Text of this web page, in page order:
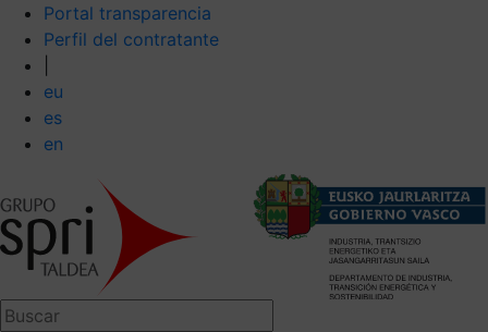
Portal transparencia
Perfil del contratante
eu
es
en